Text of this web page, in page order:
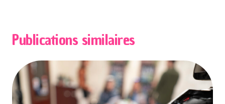
Publications similaires